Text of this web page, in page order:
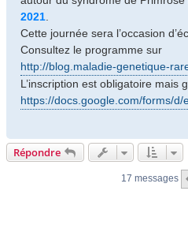
2021
Cette journée sera l’occasion
Consultez le programme sur
http://blog.maladie-genetique-
L’inscription est obligatoire mais
https://docs.google.com/forms/d/
Répondre
17 messages